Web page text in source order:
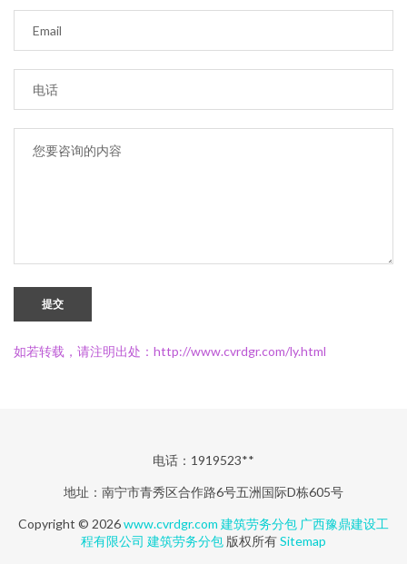
提交
如若转载，请注明出处：http://www.cvrdgr.com/ly.html
电话：1919523**
地址：南宁市青秀区合作路6号五洲国际D栋605号
Copyright © 2026www.cvrdgr.com 建筑劳务分包 广西豫鼎建设工
程有限公司 建筑劳务分包 版权所有Sitemap